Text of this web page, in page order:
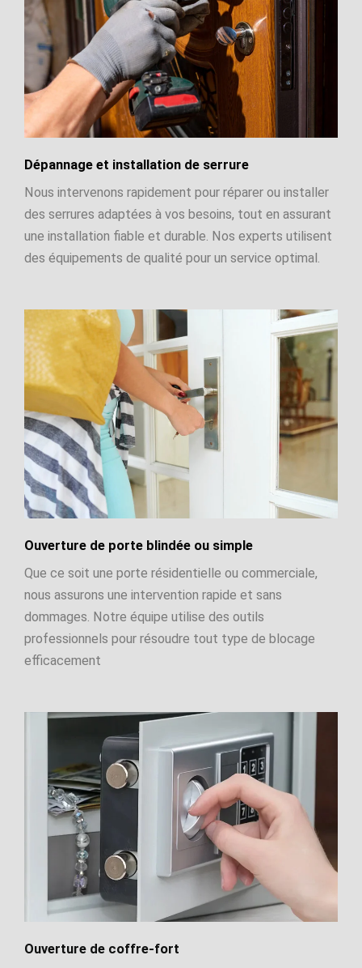
Dépannage et installation de serrure
Nous intervenons rapidement pour réparer ou installer
des serrures adaptées à vos besoins, tout en assurant
une installation fiable et durable. Nos experts utilisent
des équipements de qualité pour un service optimal.
Ouverture de porte blindée ou simple
Que ce soit une porte résidentielle ou commerciale,
nous assurons une intervention rapide et sans
dommages. Notre équipe utilise des outils
professionnels pour résoudre tout type de blocage
efficacement
Ouverture de coffre-fort